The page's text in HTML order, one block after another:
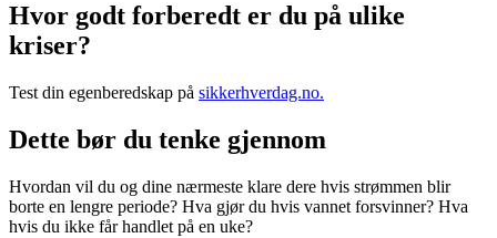
Hvor godt forberedt er du på ulike
kriser?
Test din egenberedskap på sikkerhverdag.no.
Dette bør du tenke gjennom
Hvordan vil du og dine nærmeste klare dere hvis strømmen blir
borte en lengre periode? Hva gjør du hvis vannet forsvinner? Hva
hvis du ikke får handlet på en uke?